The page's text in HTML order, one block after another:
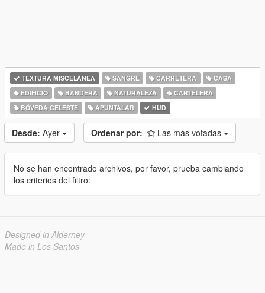
TEXTURA MISCELÁNEA SANGRE CARRETERA
CASA
EDIFICIO
BANDERA NATURALEZA
CARTELERA
BÓVEDA CELESTE
APUNTALAR HUD
Desde: Ayer Ordenar por: Las más votadas
No se han encontrado archivos, por favor, prueba cambiando
los criterios del filtro:
Designed in Alderney
Made in Los Santos